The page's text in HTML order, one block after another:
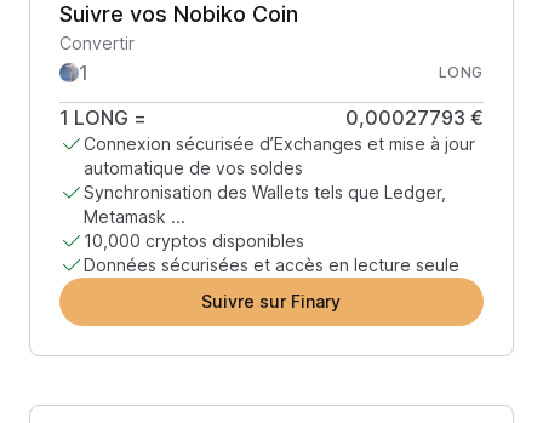
Suivre vos Nobiko Coin
Convertir
LONG
1 LONG = 0,00027793 €
Connexion sécurisée d’Exchanges et mise à jour
automatique de vos soldes
Synchronisation des Wallets tels que Ledger,
Metamask ...
10,000 cryptos disponibles
Données sécurisées et accès en lecture seule
Suivre sur Finary